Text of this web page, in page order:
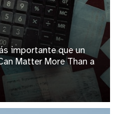
importante que un
Matter More Than a